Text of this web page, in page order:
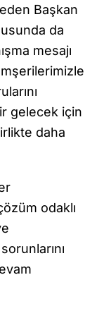
Başkan
da
mesajı
gelecek için
daha
odaklı